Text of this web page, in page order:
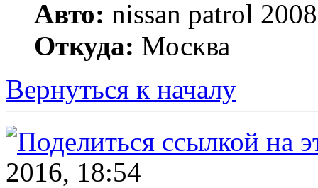
Авто: nissan patrol
Откуда: Москва
Вернуться к началу
2016, 18:54